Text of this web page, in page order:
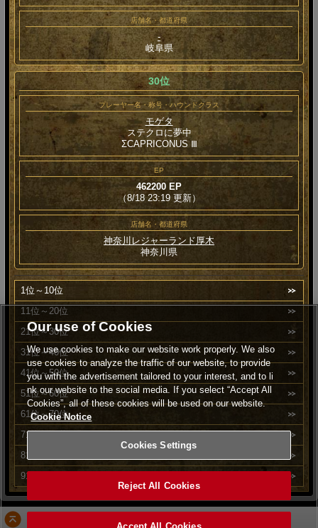
店舗名・都道府県
-
岐阜県
30位
プレーヤー名・称号・ハウンドクラス
モゲタ
ステクロに夢中
ΣCAPRICONUS Ⅲ
EP
462200 EP
（8/18 23:19 更新）
店舗名・都道府県
神奈川レジャーランド厚木
神奈川県
1位～10位
11位～20位
21位～30位
31位～40位
41位～50位
51位～60位
61位～70位
71位～80位
81位～90位
91位～100位
Our use of Cookies
We use cookies to make our website work properly. We also
use cookies to analyze the traffic of our website, to provide
you with the advertisement tailored to your interest, and to li
nk our website to the social media. If you select “Accept All
Cookies”, all of these cookies will be used on our website.
Cookie Notice
Cookies Settings
Reject All Cookies